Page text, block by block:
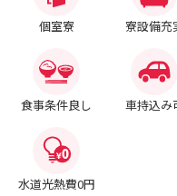
個室寮 寮設備充
食事条件良し 車持込み
水道光熱費0円